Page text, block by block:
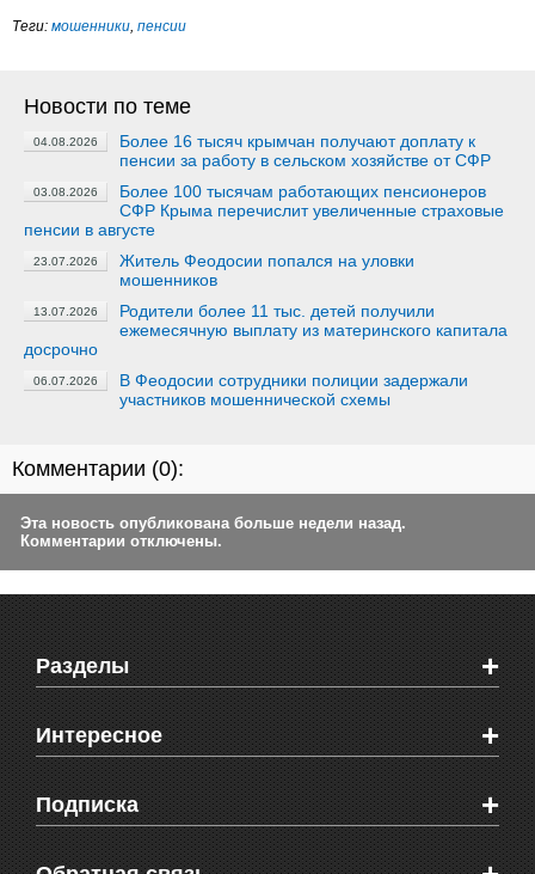
Теги: мошенники, пенсии
Новости по теме
04.08.2026
Более 16 тысяч крымчан получают доплату к
пенсии за работу в сельском хозяйстве от СФР
03.08.2026
Более 100 тысячам работающих пенсионеров
СФР Крыма перечислит увеличенные страховые
пенсии в августе
23.07.2026
Житель Феодосии попался на уловки
мошенников
13.07.2026
Родители более 11 тыс. детей получили
ежемесячную выплату из материнского капитала
досрочно
06.07.2026
В Феодосии сотрудники полиции задержали
участников мошеннической схемы
Комментарии (0):
Эта новость опубликована больше недели назад.
Комментарии отключены.
Разделы +
Новости Феодосии
Новости Крыма
Мировые новости
Объявления
Здоровье
Интересное +
Видео о Феодосии
Веб-камеры Феодосии
Блоги феодосийцев
Подписка +
Печатная версия газеты "Кафа"